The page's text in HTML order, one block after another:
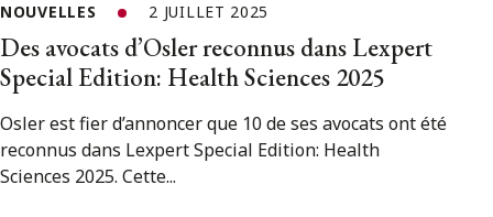
NOUVELLES 2 JUILLET 2025
Des avocats d’Osler reconnus dans Lexpert
Special Edition: Health Sciences 2025
Osler est fier d’annoncer que 10 de ses avocats ont été
reconnus dans Lexpert Special Edition: Health
Sciences 2025. Cette...